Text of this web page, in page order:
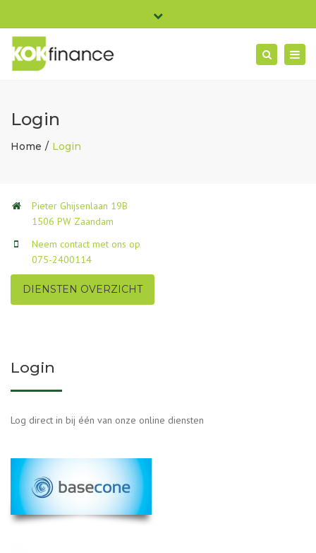
Pieter Ghijsenlaan 19B 1506 PW Zaandam
info@kokfinance.nl
075-2400114
Close
Search
Login
Home Login
Pieter Ghijsenlaan 19B
1506 PW Zaandam
Neem contact met ons op
075-2400114
DIENSTEN OVERZICHT
Login
Log direct in bij één van onze online diensten